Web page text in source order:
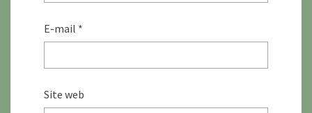
E-mail *
Site web